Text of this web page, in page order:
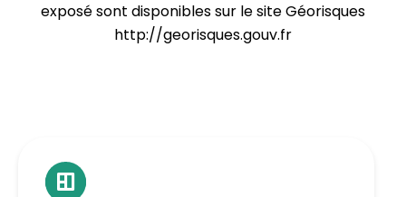
exposé sont disponibles sur le site Géorisques
http://georisques.gouv.fr